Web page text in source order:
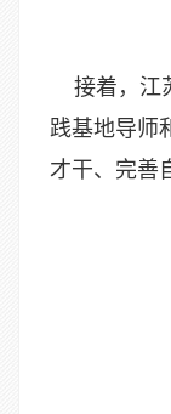
接着，江
践基地导师
才干、完善